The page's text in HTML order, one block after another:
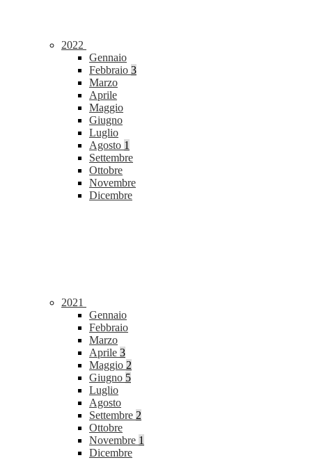
2022
Gennaio
Febbraio 3
Marzo
Aprile
Maggio
Giugno
Luglio
Agosto 1
Settembre
Ottobre
Novembre
Dicembre
2021
Gennaio
Febbraio
Marzo
Aprile 3
Maggio 2
Giugno 5
Luglio
Agosto
Settembre 2
Ottobre
Novembre 1
Dicembre